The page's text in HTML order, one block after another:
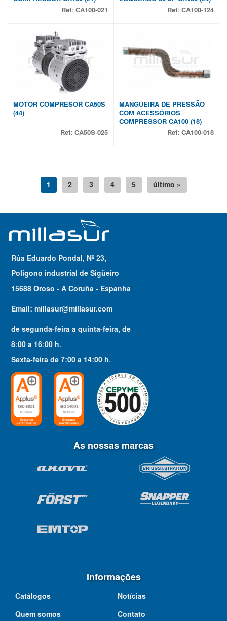
Ref: CA100-021
Ref: CA100-124
MOTOR COMPRESOR CA50S
(44)
Ref: CA50S-025
MANGUEIRA DE PRESSÃO
COM ACESSÓRIOS
COMPRESSOR CA100 (18)
Ref: CA100-018
1 2 3 4 5 último »
Rúa Eduardo Pondal, Nº 23,
Polígono industrial de Sigüeiro
15688 Oroso - A Coruña - Espanha
Email:millasur@millasur.com
de segunda-feira a quinta-feira, de
8:00 a 16:00 h.
Sexta-feira de7:00 a 14:00 h.
As nossas marcas
Informações
Catálogos
Notícias
Quem somos
Contato